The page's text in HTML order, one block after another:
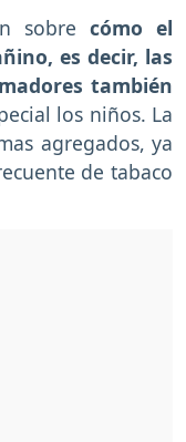
sobre cómo el
es decir, las
también
los niños. La
agregados, ya
de tabaco